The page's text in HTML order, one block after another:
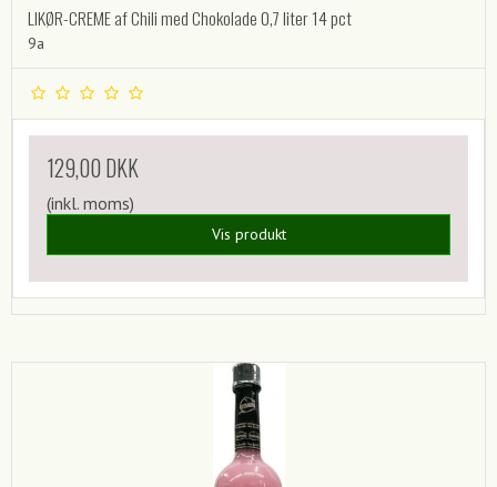
LIKØR-CREME af Chili med Chokolade 0,7 liter 14 pct
9a
129,00 DKK
(inkl. moms)
Vis produkt